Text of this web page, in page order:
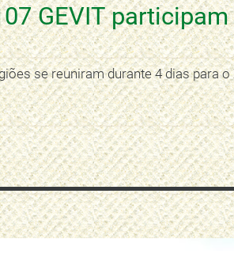
GEVIT participam
se reuniram durante 4 dias para